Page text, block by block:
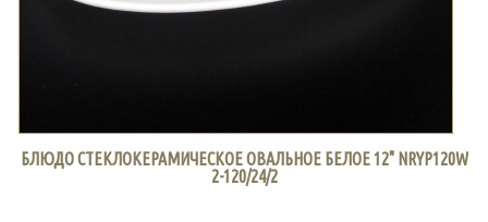
БЛЮДО СТЕКЛОКЕРАМИЧЕСКОЕ ОВАЛЬНОЕ БЕЛОЕ 12" NRYP120W
2-120/24/2